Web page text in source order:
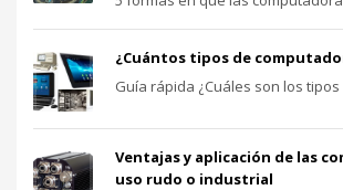
¿Cuántos tipos de
Guía rápida ¿Cuáles son los
Ventajas y aplicación de las
uso rudo o industrial